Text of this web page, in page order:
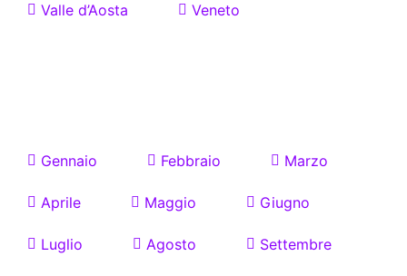
Valle d’Aosta Veneto
Gennaio Febbraio Marzo
Aprile Maggio Giugno
Luglio Agosto Settembre